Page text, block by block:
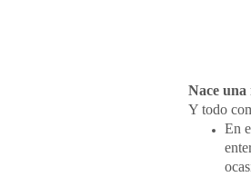
Nace una
Y todo
En